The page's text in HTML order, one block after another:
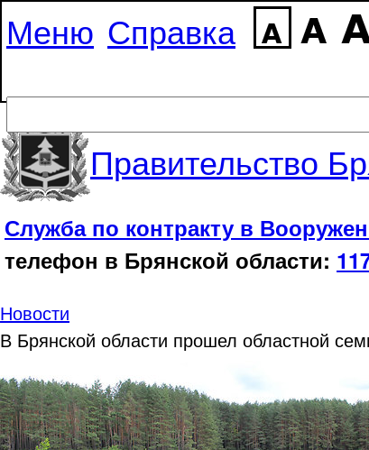
Меню Справка
Правительство
Служба по контракту в
телефон в Брянской области:
Новости
В Брянской области прошел областной